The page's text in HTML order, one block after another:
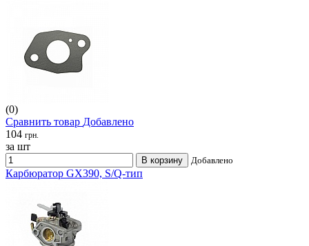
(0)
Сравнить товар Добавлено
104 грн.
за шт
В корзину Добавлено
Карбюратор GX390, S/Q-тип